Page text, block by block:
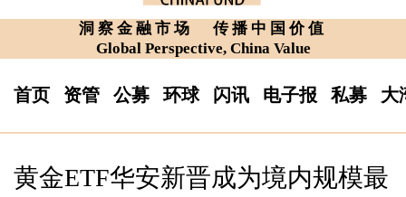
洞察金融市场
传播中国价值
Global Perspective, China Value
首页 资管 公募 环球 闪讯 电子报 私募 大
黄金ETF华安新晋成为境内规模最